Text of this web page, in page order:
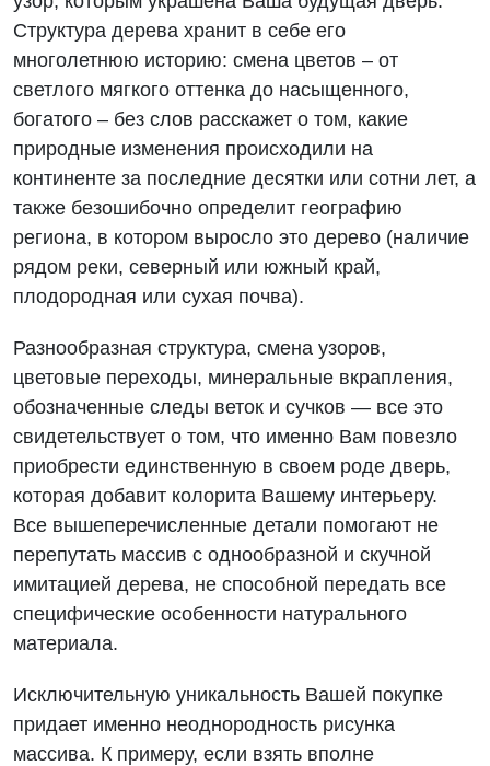
Структура дерева хранит в себе его
многолетнюю историю: смена цветов – от
светлого мягкого оттенка до насыщенного,
богатого – без слов расскажет о том, какие
природные изменения происходили на
континенте за последние десятки или сотни лет, а
также безошибочно определит географию
региона, в котором выросло это дерево (наличие
рядом реки, северный или южный край,
плодородная или сухая почва).
Разнообразная структура, смена узоров,
цветовые переходы, минеральные вкрапления,
обозначенные следы веток и сучков — все это
свидетельствует о том, что именно Вам повезло
приобрести единственную в своем роде дверь,
которая добавит колорита Вашему интерьеру.
Все вышеперечисленные детали помогают не
перепутать массив с однообразной и скучной
имитацией дерева, не способной передать все
специфические особенности натурального
материала.
Исключительную уникальность Вашей покупке
придает именно неоднородность рисунка
массива. К примеру, если взять вполне